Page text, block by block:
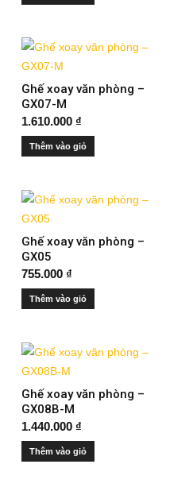
Ghế xoay văn phòng –
GX07-M
1.610.000 ₫
Thêm vào giỏ
Ghế xoay văn phòng –
GX05
755.000 ₫
Thêm vào giỏ
Ghế xoay văn phòng –
GX08B-M
1.440.000 ₫
Thêm vào giỏ